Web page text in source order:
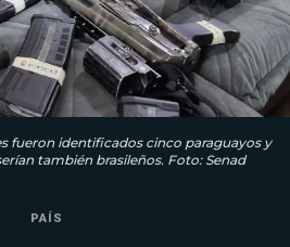
fueron identificados cinco paraguayos y
también brasileños. Foto: Senad
PAÍS